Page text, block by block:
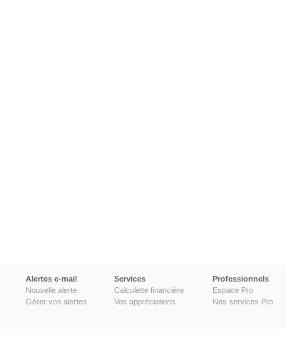
Alertes e-mail
Nouvelle alerte
Gérer vos alertes
Services
Calculette financière
Vos appréciations
Professionnels
Espace Pro
Nos services Pro